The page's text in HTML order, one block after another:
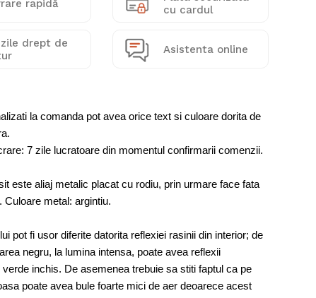
rapidă
cu cardul
zile drept de
Asistenta online
la comanda pot avea orice text si culoare dorita de
7 zile lucratoare din momentul confirmarii comenzii.
este aliaj metalic placat cu rodiu, prin urmare face fata
Culoare metal: argintiu.
pot fi usor diferite datorita reflexiei rasinii din interior; de
negru, la lumina intensa, poate avea reflexii
verde inchis. De asemenea trebuie sa stiti faptul ca pe
poate avea bule foarte mici de aer deoarece acest